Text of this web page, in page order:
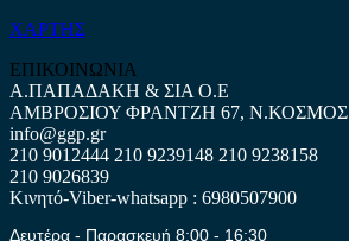
ΧΑΡΤΗΣ
ΕΠΙΚΟΙΝΩΝΙΑ
Α.ΠΑΠΑΔΑΚΗ & ΣΙΑ Ο.Ε
ΑΜΒΡΟΣΙΟΥ ΦΡΑΝΤΖΗ 67, Ν.ΚΟΣΜΟΣ
info@ggp.gr
210 9012444 210 9239148 210 9238158
210 9026839
Κινητό-Viber-whatsapp : 6980507900
Δευτέρα - Παρασκευή 8:00 - 16:30